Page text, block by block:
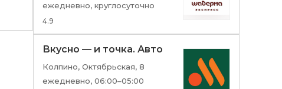
ежедневно, круглосуточно
4.9
Вкусно — и точка. Авто
Колпино, Октябрьская, 8
ежедневно, 06:00–05:00